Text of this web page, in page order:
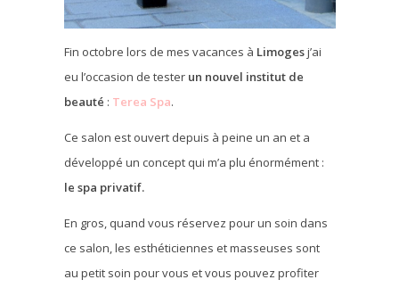
Fin octobre lors de mes vacances à Limogesj’ai
eu l’occasion de tester un nouvel institut de
beauté : Terea Spa.
Ce salon est ouvert depuis à peine un an et a
développé un concept qui m’a plu énormément :
le spa privatif.
En gros, quand vous réservez pour un soin dans
ce salon, les esthéticiennes et masseuses sont
au petit soin pour vous et vous pouvez profiter